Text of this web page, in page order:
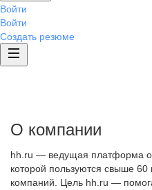
Войти
Войти
Создать резюме
О компании
hh.ru — ведущая платформа
которой пользуются свыше 60
компаний. Цель hh.ru —